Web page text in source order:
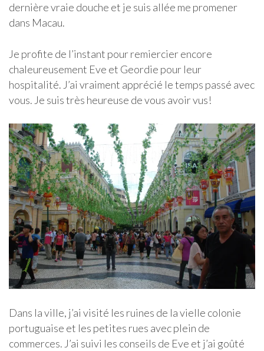
dernière vraie douche et je suis allée me promener
dans Macau.
Je profite de l’instant pour remiercier encore
chaleureusement Eve et Geordie pour leur
hospitalité. J’ai vraiment apprécié le temps passé avec
vous. Je suis très heureuse de vous avoir vus!
Dans la ville, j’ai visité les ruines de la vielle colonie
portuguaise et les petites rues avec plein de
commerces. J’ai suivi les conseils de Eve et j’ai goûté